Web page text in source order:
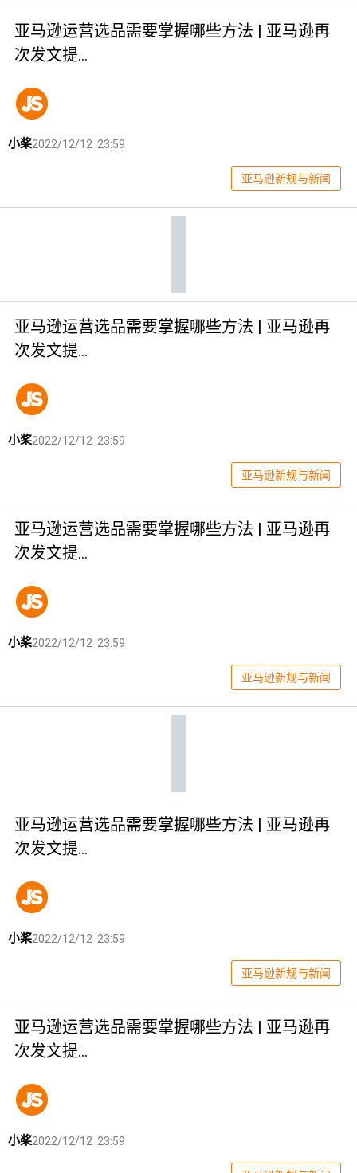
亚马逊运营选品需要掌握哪些方法 | 亚马逊再
次发文提…
小桨2022/12/12 23:59
亚马逊新规与新闻
亚马逊运营选品需要掌握哪些方法 | 亚马逊再
次发文提…
小桨2022/12/12 23:59
亚马逊新规与新闻
亚马逊运营选品需要掌握哪些方法 | 亚马逊再
次发文提…
小桨2022/12/12 23:59
亚马逊新规与新闻
亚马逊运营选品需要掌握哪些方法 | 亚马逊再
次发文提…
小桨2022/12/12 23:59
亚马逊新规与新闻
亚马逊运营选品需要掌握哪些方法 | 亚马逊再
次发文提…
小桨2022/12/12 23:59